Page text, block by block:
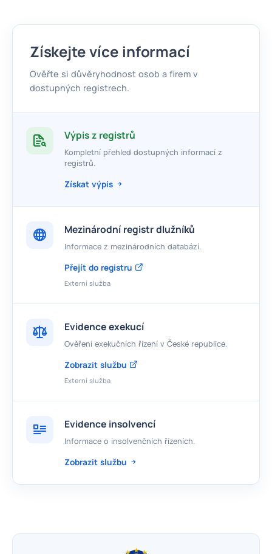
Získejte více informací
Ověřte si důvěryhodnost osob a firem v
dostupných registrech.
Výpis z registrů
Kompletní přehled dostupných informací z
registrů.
Získat výpis
Mezinárodní registr dlužníků
Informace z mezinárodních databází.
Přejít do registru
Externí služba
Evidence exekucí
Ověření exekučních řízení v České republice.
Zobrazit službu
Externí služba
Evidence insolvencí
Informace o insolvenčních řízeních.
Zobrazit službu